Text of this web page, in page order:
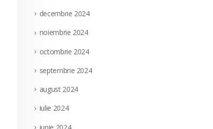
decembrie 2024
noiembrie 2024
octombrie 2024
septembrie 2024
august 2024
iulie 2024
iunie 2024